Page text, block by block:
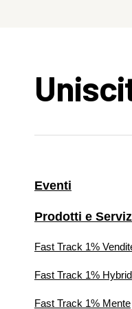
Eventi
Prodotti e
Fast Track 1%
Fast Track 1% Hybrid
Fast Track 1% Mente